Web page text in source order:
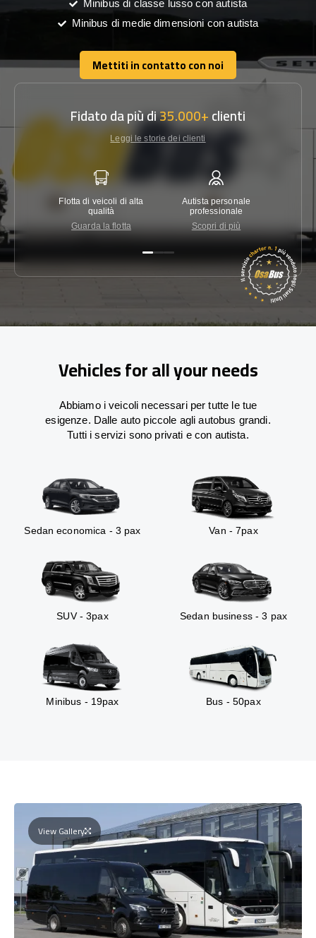
Minibus di classe lusso con autista
Minibus di medie dimensioni con autista
Mettiti in contatto con noi
Mettiti in contatto con noi
Fidato da più di35.000+clienti
Leggi le storie dei clienti
Flotta di veicoli di alta
qualità
Guarda la flotta
Autista personale
professionale
Scopri di più
Vehicles for all your needs
Abbiamo i veicoli necessari per tutte le tue
esigenze. Dalle auto piccole agli autobus grandi.
Tutti i servizi sono privati e con autista.
Sedan economica - 3 pax Van - 7pax
SUV - 3pax Sedan business - 3 pax
Minibus - 19pax Bus - 50pax
View Gallery